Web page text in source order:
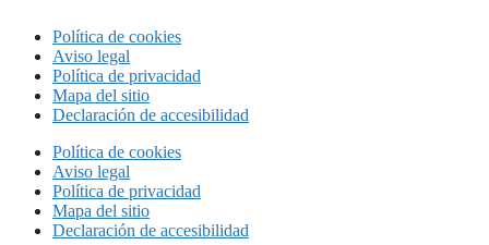
Política de cookies
Aviso legal
Política de privacidad
Mapa del sitio
Declaración de accesibilidad
Política de cookies
Aviso legal
Política de privacidad
Mapa del sitio
Declaración de accesibilidad